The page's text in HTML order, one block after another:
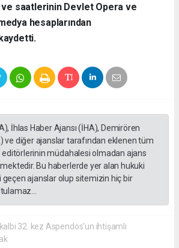
saatlerinin Devlet Opera ve
hesaplarından
İhlas Haber Ajansı (İHA), Demirören
ve diğer ajanslar tarafından eklenen tüm
editörlerinin müdahalesi olmadan ajans
Bu haberlerde yer alan hukuki
ajanslar olup sitemizin hiç bir
32. kez Aspendos'un ihtişamlı